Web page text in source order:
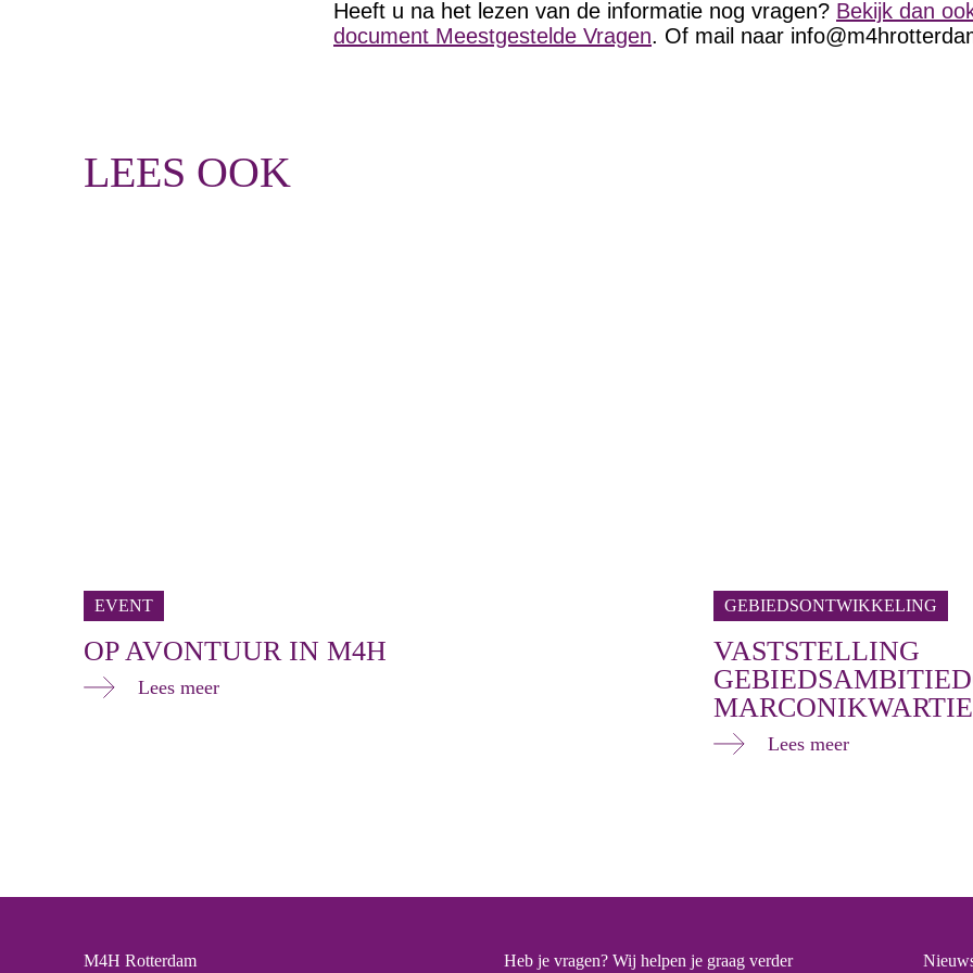
Heeft u na het lezen van de informatie nog vragen? Bekijk dan
document Meestgestelde Vragen. Of mail naar
LEES OOK
EVENT
OP AVONTUUR IN M4H
Lees meer
GEBIEDSONTWIKKELING
VASTSTELLING
Lees meer
M4H Rotterdam Heb je vragen? Wij helpen je graag verder